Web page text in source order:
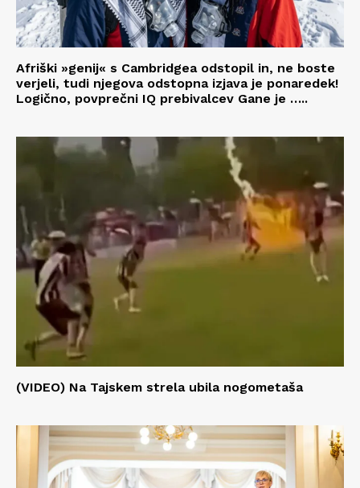
Afriški »genij« s Cambridgea odstopil in, ne boste
verjeli, tudi njegova odstopna izjava je ponaredek!
Logično, povprečni IQ prebivalcev Gane je …..
(VIDEO) Na Tajskem strela ubila nogometaša